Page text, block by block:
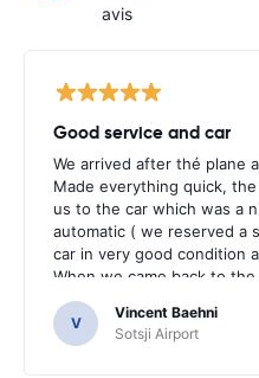
avis
Good service and car
We arrived after thé plane
Made everything quick, the
us to the car which was a
automatic ( we reserved a
car in very good condition
When we came back to
same man came in 5
a quick check we left. Very
nice. We can only
V
Vincent Baehni
Sotsji Airport